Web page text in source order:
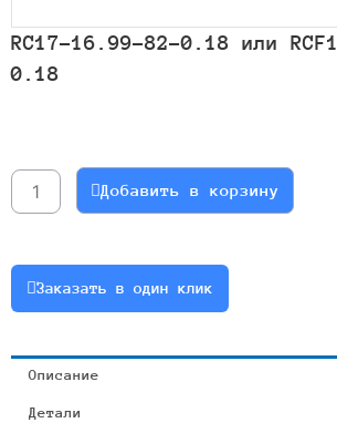
RC17-16.99-82-0.18 или
0.18
RC17-
16.99-
или
RCF17-
82-
0.18
Добавить в корзину
Заказать в один клик
Описание
Детали